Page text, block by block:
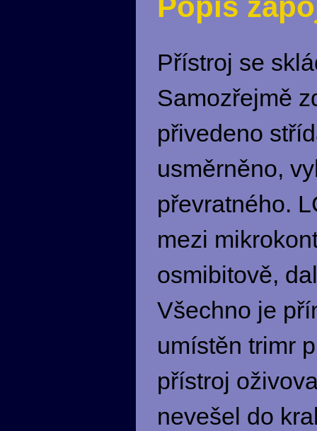
Popis
Přístroj se
Samozřejmě
přivedeno
usměrněno,
převratného.
mezi
osmibitově,
Všechno je
umístěn trimr
přístroj
nevešel do